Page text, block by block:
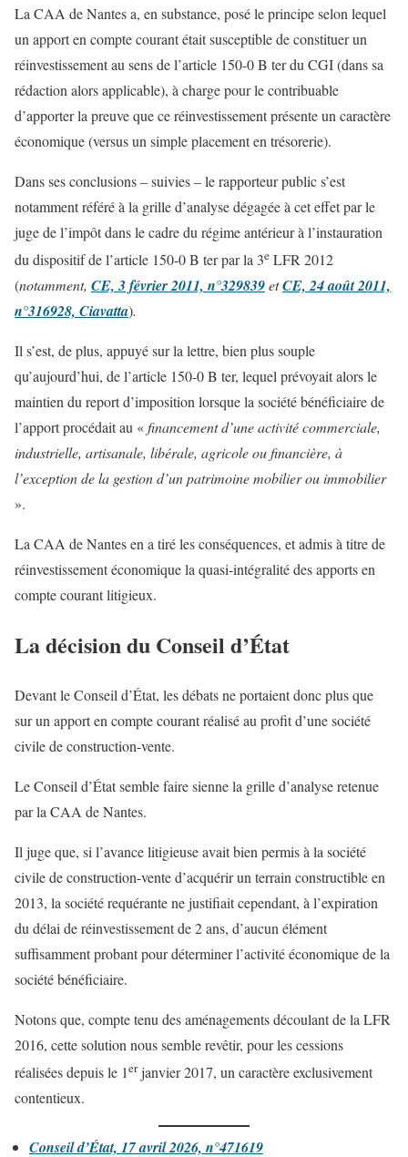
La CAA de Nantes a, en substance, posé le principe selon lequel
un apport en compte courant était susceptible de constituer un
réinvestissement au sens de l’article 150-0 B ter du CGI (dans sa
rédaction alors applicable), à charge pour le contribuable
d’apporter la preuve que ce réinvestissement présente un caractère
économique (versus un simple placement en trésorerie).
Dans ses conclusions – suivies – le rapporteur public s’est
notamment référé à la grille d’analyse dégagée à cet effet par le
juge de l’impôt dans le cadre du régime antérieur à l’instauration
du dispositif de l’article 150-0 B ter par la 3e LFR 2012
(notamment, CE, 3 février 2011, n°329839etCE, 24 août 2011,
n°316928, Ciavatta).
Il s’est, de plus, appuyé sur la lettre, bien plus souple
qu’aujourd’hui, de l’article 150-0 B ter, lequel prévoyait alors le
maintien du report d’imposition lorsque la société bénéficiaire de
l’apport procédait au «financement d’une activité commerciale,
industrielle, artisanale, libérale, agricole ou financière, à
l’exception de la gestion d’un patrimoine mobilier ou immobilier
».
La CAA de Nantes en a tiré les conséquences, et admis à titre de
réinvestissement économique la quasi-intégralité des apports en
compte courant litigieux.
La décision du Conseil d’État
Devant le Conseil d’État, les débats ne portaient donc plus que
sur un apport en compte courant réalisé au profit d’une société
civile de construction-vente.
Le Conseil d’État semble faire sienne la grille d’analyse retenue
par la CAA de Nantes.
Il juge que, si l’avance litigieuse avait bien permis à la société
civile de construction-vente d’acquérir un terrain constructible en
2013, la société requérante ne justifiait cependant, à l’expiration
du délai de réinvestissement de 2 ans, d’aucun élément
suffisamment probant pour déterminer l’activité économique de la
société bénéficiaire.
Notons que, compte tenu des aménagements découlant de la LFR
2016, cette solution nous semble revêtir, pour les cessions
réalisées depuis le 1erjanvier 2017, un caractère exclusivement
contentieux.
Conseil d’État, 17 avril 2026, n°471619